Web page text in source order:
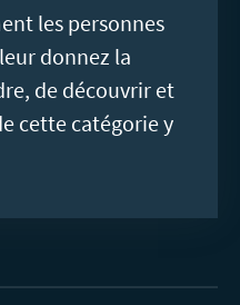
les personnes
donnez la
de découvrir et
cette catégorie y